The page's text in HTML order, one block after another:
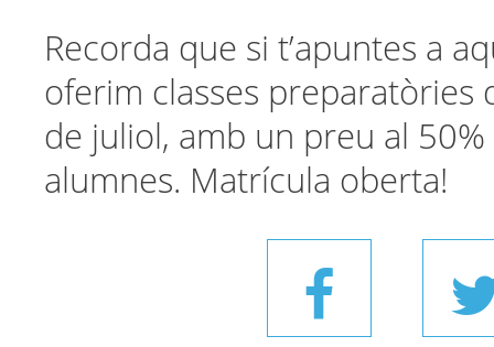
Recorda que si t’apuntes a
oferim classes preparatòries
de juliol, amb un preu al
alumnes. Matrícula oberta!